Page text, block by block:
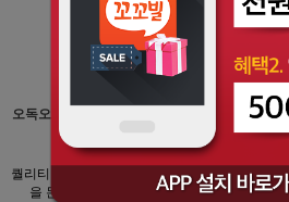
오독오독 닭안심 연골구이
★★★★★
퀄리티 미쳤다....치킨사먹
을 돈으로 또삽니다
오독오독 닭안심 연
20팩
★★★★★
술이 탽기는맛 렌지
려서 쌈싸먹음